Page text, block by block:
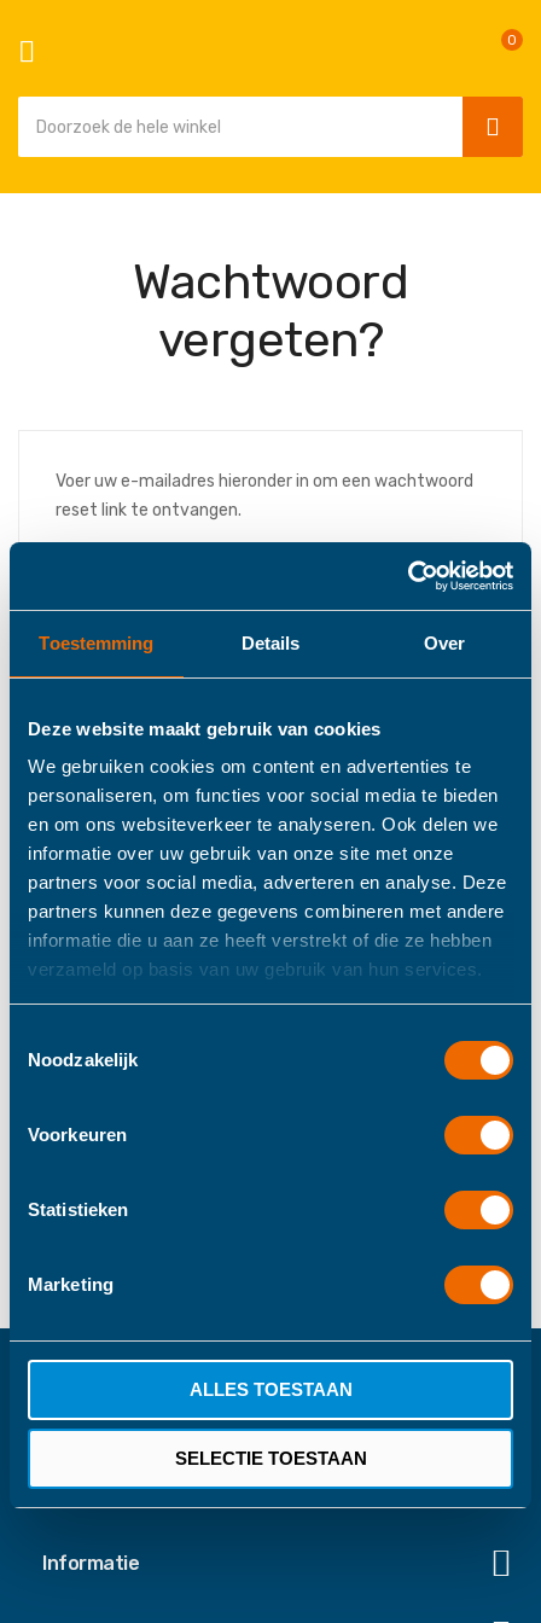
Toestemming Details Over
Deze website maakt gebruik van cookies
We gebruiken cookies om content en advertenties te
personaliseren, om functies voor social media te bieden
en om ons websiteverkeer te analyseren. Ook delen we
informatie over uw gebruik van onze site met onze
partners voor social media, adverteren en analyse. Deze
partners kunnen deze gegevens combineren met andere
informatie die u aan ze heeft verstrekt of die ze hebben
verzameld op basis van uw gebruik van hun services.
Noodzakelijk
Voorkeuren
Statistieken
Marketing
ALLES TOESTAAN
SELECTIE TOESTAAN
0
Wachtwoord
vergeten?
Voer uw e-mailadres hieronder in om een wachtwoord
reset link te ontvangen.
CAPTCHA HERLADEN
(+31) 0416 740039 Bij bestellingen boven €40
Velig betalen via Mollie
Binnen 30 dagen
Informatie